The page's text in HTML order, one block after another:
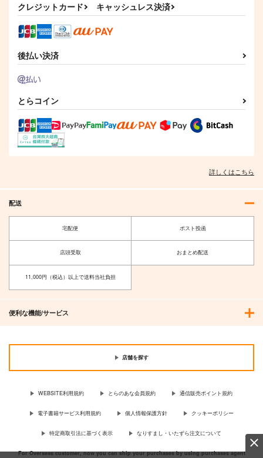
880円（税込）
サンプル
ント表現の自由の会
1,210
二次元キャラクターと
の結婚式のしかた 第
2,144
サンプル
作品詳細
麒麟堂
サンプル
クレジットカード キャッシュレス決済
後払い決済
とらコイン
詳しくはこちら
配送
宅配便 ポスト投函
店頭受取 おまとめ配送
11,000円（税込）以上で送料当社負担
便利な機能/サービス
店舗を探す
WEBSITE利用規約 とらのあな会員規約 通信販売ポイント規約
電子書籍サービス利用規約 個人情報保護方針 クッキーポリシー
特定商取引法に基づく表示 なりすまし・いたずら注文について
For Overseas customer, now you can ship your purchases by using purchases agent